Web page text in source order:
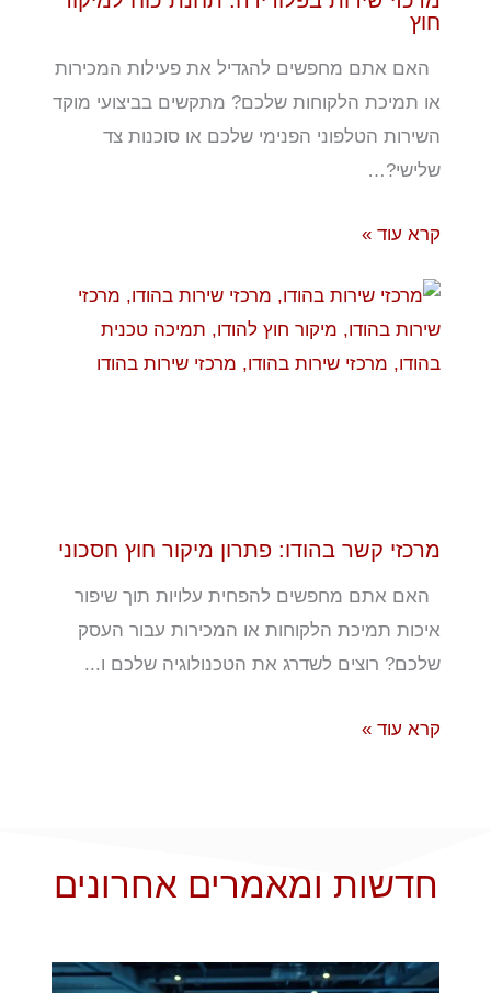
חוץ
האם אתם מחפשים להגדיל את פעילות המכירות
או תמיכת הלקוחות שלכם? מתקשים בביצועי מוקד
השירות הטלפוני הפנימי שלכם או סוכנות צד
שלישי?…
קרא עוד »
מרכזי קשר בהודו: פתרון מיקור חוץ חסכוני
האם אתם מחפשים להפחית עלויות תוך שיפור
איכות תמיכת הלקוחות או המכירות עבור העסק
שלכם? רוצים לשדרג את הטכנולוגיה שלכם ו...
קרא עוד »
חדשות ומאמרים אחרונים